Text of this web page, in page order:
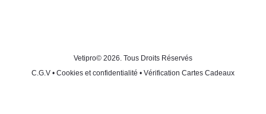
Vetipro© 2026. Tous Droits Réservés
C.G.V • Cookies et confidentialité • Vérification Cartes Cadeaux